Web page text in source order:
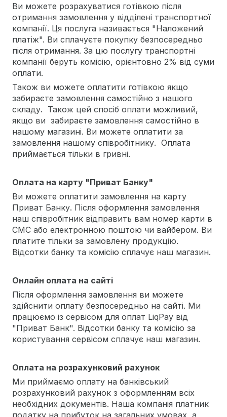
Ви можете розрахуватися готівкою після
отримання замовлення у відділені транспортної
компанії. Ця послуга називається "Наложений
платіж". Ви сплачуєте покупку безпосередньо
після отримання. За цю послугу транспортні
компанії беруть комісію, орієнтовно 2% від суми
оплати.
Також ви можете оплатити готівкою якщо
забираєте замовлення самостійно з нашого
складу. Також цей спосіб оплати можливий,
якщо ви забираєте замовлення самостійно в
нашому магазині. Ви можете оплатити за
замовлення нашому співробітнику. Оплата
приймається тільки в гривні.
Оплата на карту "Приват Банку"
Ви можете оплатити замовлення на карту
Приват Банку. Після оформлення замовлення
наш співробітник відправить вам номер карти в
СМС або електронною поштою чи вайбером. Ви
платите тільки за замовлену продукцію.
Відсотки банку та комісію сплачує наш магазин.
Онлайн оплата на сайті
Після оформлення замовлення ви можете
здійснити оплату безпосередньо на сайті. Ми
працюємо із сервісом для оплат LiqPay від
"Приват Банк". Відсотки банку та комісію за
користування сервісом сплачує наш магазин.
Оплата на розрахунковий рахунок
Ми приймаємо оплату на банківський
розрахунковий рахунок з оформленням всіх
необхідних документів. Наша компанія платник
податку на прибуток на загальних умовах, а